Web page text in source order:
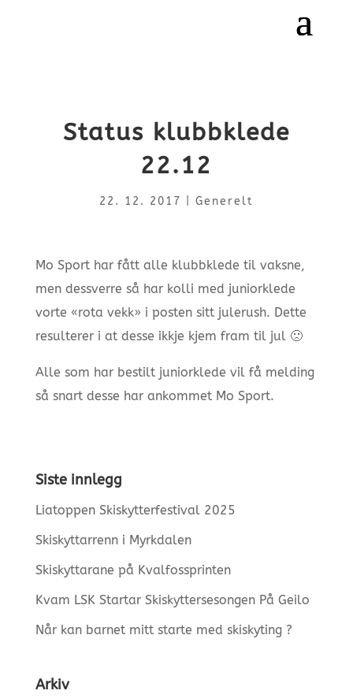
Status klubbklede
22.12
22. 12. 2017 Generelt
Mo Sport har fått alle klubbklede til vaksne,
men dessverre så har kolli med juniorklede
vorte «rota vekk» i posten sitt julerush. Dette
resulterer i at desse ikkje kjem fram til jul 🙁
Alle som har bestilt juniorklede vil få melding
så snart desse har ankommet Mo Sport.
Siste innlegg
Liatoppen Skiskytterfestival 2025
Skiskyttarrenn i Myrkdalen
Skiskyttarane på Kvalfossprinten
Kvam LSK Startar Skiskyttersesongen På Geilo
Når kan barnet mitt starte med skiskyting ?
Arkiv